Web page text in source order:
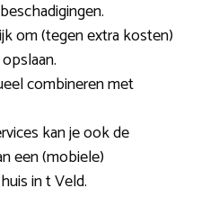
om (tegen extra kosten)
combineren met
kan je ook de
een (mobiele)
in t Veld.